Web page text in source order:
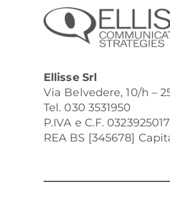
Ellisse Srl
Via Belvedere, 10/h –
Tel. 030 3531950
P.IVA e C.F.
REA BS [345678]